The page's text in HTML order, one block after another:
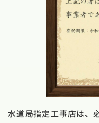
水道局指定工事店は、